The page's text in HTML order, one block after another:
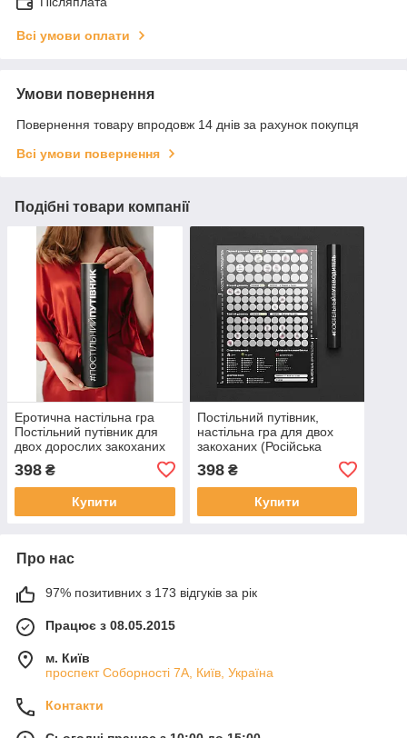
Всі умови оплати
Умови повернення
Повернення товару впродовж 14 днів за рахунок покупця
Всі умови повернення
Подібні товари компанії
Еротична настільна гра
Постільний путівник для
двох дорослих закоханих
398 ₴
Купити
Постільний путівник,
настільна гра для двох
закоханих (Російська
398₴
Купити
Про нас
97% позитивних з 173 відгуків за рік
Працює з 08.05.2015
м. Київ
проспект Соборності 7А, Київ, Україна
Контакти